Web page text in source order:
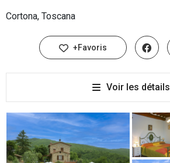
Cortona, Toscana
+Favoris
Voir les détails